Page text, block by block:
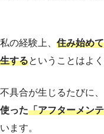
私の経験上、 住み始め
生するということはよ
不具合が生じるたびに、
使った「アフターメン
います。